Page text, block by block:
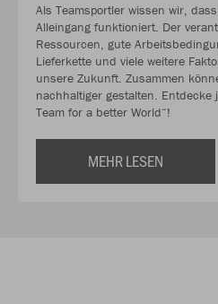
Als Teamsportler wissen wir,
Alleingang funktioniert. Der
Ressourcen, gute
Lieferkette und viele weitere
unsere Zukunft. Zusammen
nachhaltiger gestalten. Entdecke
Team for a better World“!
MEHR LESEN